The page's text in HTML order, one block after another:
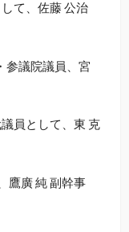
て、佐藤 公治
参議院議員、宮
員として、東 克
鷹廣 純 副幹事